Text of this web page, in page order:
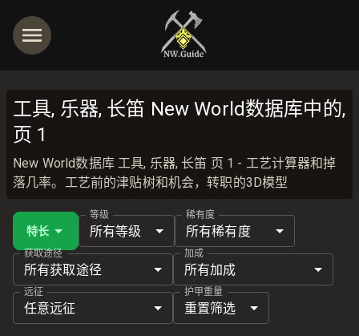
工具, 乐器, 长笛 New World数据库中的,
页 1
New World数据库 工具, 乐器, 长笛 页 1 - 工艺计算器和掉
落几率。工艺前的津贴树和机会，转职的3D模型
特长
等级
所有等级
稀有度
所有稀有度
获取途径
所有获取途径
加成
所有加成
远征
任意远征
护甲重量
重置筛选